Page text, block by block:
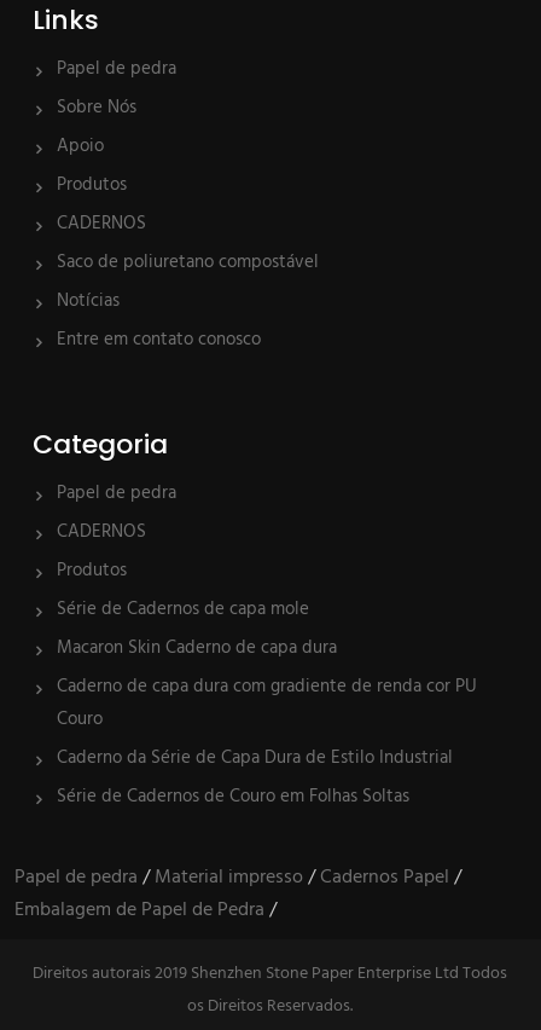
Links
Papel de pedra
Sobre Nós
Apoio
Produtos
CADERNOS
Saco de poliuretano compostável
Notícias
Entre em contato conosco
Categoria
Papel de pedra
CADERNOS
Produtos
Série de Cadernos de capa mole
Macaron Skin Caderno de capa dura
Caderno de capa dura com gradiente de renda cor PU
Couro
Caderno da Série de Capa Dura de Estilo Industrial
Série de Cadernos de Couro em Folhas Soltas
Papel de pedra/Material impresso/Cadernos Papel/
Embalagem de Papel de Pedra/
Direitos autorais 2019 Shenzhen Stone Paper Enterprise Ltd Todos
os Direitos Reservados.